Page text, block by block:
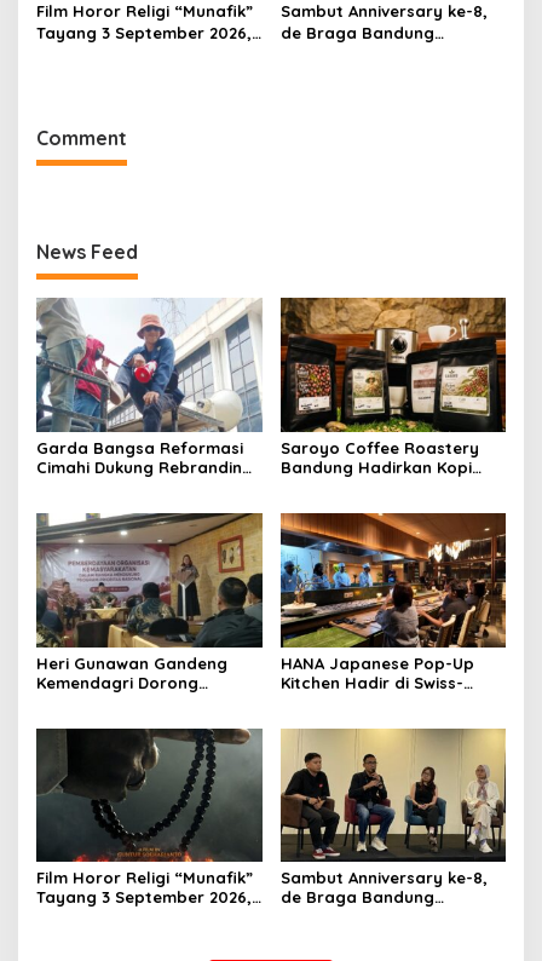
Film Horor Religi “Munafik”
Tayang 3 September 2026,
Sambut Anniversary ke-8,
de Braga Bandung
Comment
News Feed
Garda Bangsa Reformasi
Cimahi Dukung Rebranding
Pelayanan
Saroyo Coffee Roastery
Bandung Hadirkan Kopi
Heri Gunawan Gandeng
Kemendagri Dorong
HANA Japanese Pop-Up
Kitchen Hadir di Swiss-
Pengalaman Omakase
Eksklusif
Film Horor Religi “Munafik”
Tayang 3 September 2026,
Sambut Anniversary ke-8,
de Braga Bandung